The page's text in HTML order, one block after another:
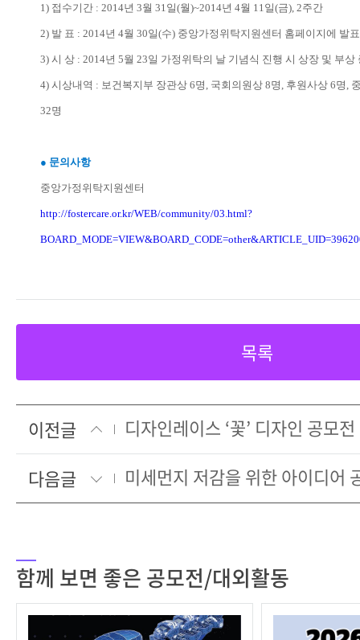
1) 접수기간 : 2014년 3월 31일(월)~2014년 4월 11일(금), 2주간
2) 발 표 : 2014년 4월 30일(수) 중앙가정위탁지원센터 홈페이지에 발표
3) 시 상 : 2014년 5월 23일 가정위탁의 날 기념식 진행 시 상장 및 부상
4) 시상내역 : 보건복지부 장관상 6명, 국회의원상 8명, 후원사상 6명,
32명
● 문의사항
중앙가정위탁지원센터
http://fostercare.or.kr/WEB/community/03.html?
목록
이전글
디자인레이스 ‘꽃’ 디자인 공모전
다음글
미세먼지 저감을 위한 아이디어
함께 보면 좋은 공모전/대외활동